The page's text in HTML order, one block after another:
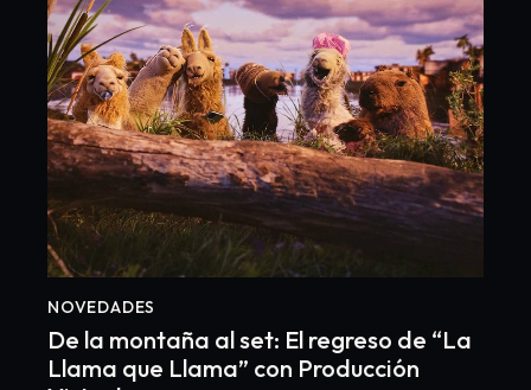
NOVEDADES
De la montaña al set: El regreso de “La
Llama que Llama” con Producción